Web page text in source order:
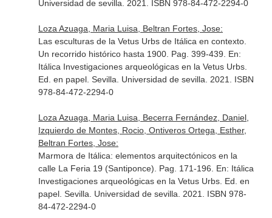
Universidad de sevilla. 2021. ISBN 978-84-472-2294-0
Loza Azuaga, Maria Luisa, Beltran Fortes, Jose:
Las esculturas de la Vetus Urbs de Itálica en contexto.
Un recorrido histórico hasta 1900. Pag. 399-439. En:
Itálica Investigaciones arqueológicas en la Vetus Urbs.
Ed. en papel. Sevilla. Universidad de sevilla. 2021. ISBN
978-84-472-2294-0
Loza Azuaga, Maria Luisa, Becerra Fernández, Daniel,
Izquierdo de Montes, Rocio, Ontiveros Ortega, Esther,
Beltran Fortes, Jose:
Marmora de Itálica: elementos arquitectónicos en la
calle La Feria 19 (Santiponce). Pag. 171-196. En: Itálica
Investigaciones arqueológicas en la Vetus Urbs. Ed. en
papel. Sevilla. Universidad de sevilla. 2021. ISBN 978-
84-472-2294-0